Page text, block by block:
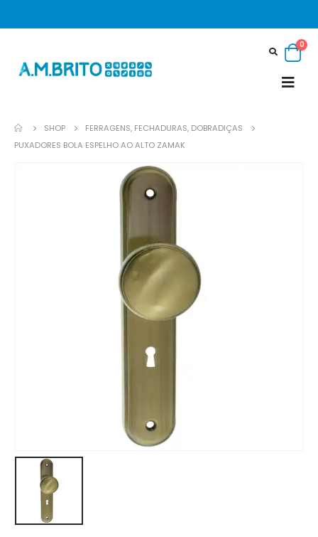
0
SHOP
FERRAGENS, FECHADURAS, DOBRADIÇAS
PUXADORES BOLA ESPELHO AO ALTO ZAMAK